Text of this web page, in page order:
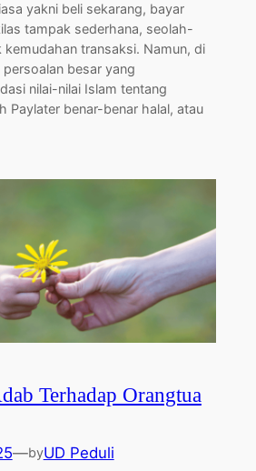
yakni beli sekarang, bayar
tampak sederhana, seolah-
transaksi. Namun, di
besar yang
nilai-nilai Islam tentang
Paylater benar-benar halal, atau
Terhadap Orangtua
—byUD Peduli